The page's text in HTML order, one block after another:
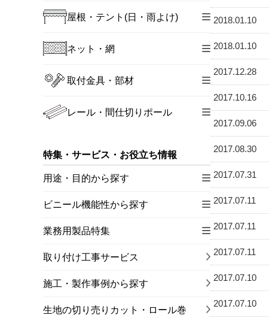
2018.01.10
2018.01.10
2017.12.28
2017.10.16
2017.09.06
2017.08.30
2017.07.31
2017.07.11
2017.07.11
2017.07.11
2017.07.10
2017.07.10
屋根・テント(日・雨よけ)
ネット・網
取付金具・部材
レール・間仕切りポール
特集・サービス・お役立ち情報
用途・目的から探す
ビニール機能性から探す
業務用製品特集
取り付け工事サービス
施工・製作事例から探す
生地の切り売りカット・ロール巻